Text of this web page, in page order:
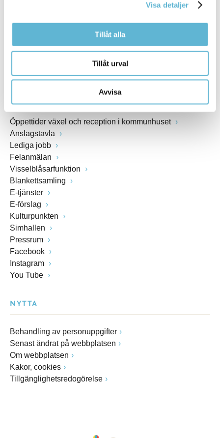
Visa detaljer
Tillåt alla
Tillåt urval
Avvisa
Fax: 0456-82 22 00
Öppettider växel och reception i kommunhuset
Anslagstavla
Lediga jobb
Felanmälan
Visselblåsarfunktion
Blankettsamling
E-tjänster
E-förslag
Kulturpunkten
Simhallen
Pressrum
Facebook
Instagram
You Tube
NYTTA
Behandling av personuppgifter
Senast ändrat på webbplatsen
Om webbplatsen
Kakor, cookies
Tillgänglighetsredogörelse